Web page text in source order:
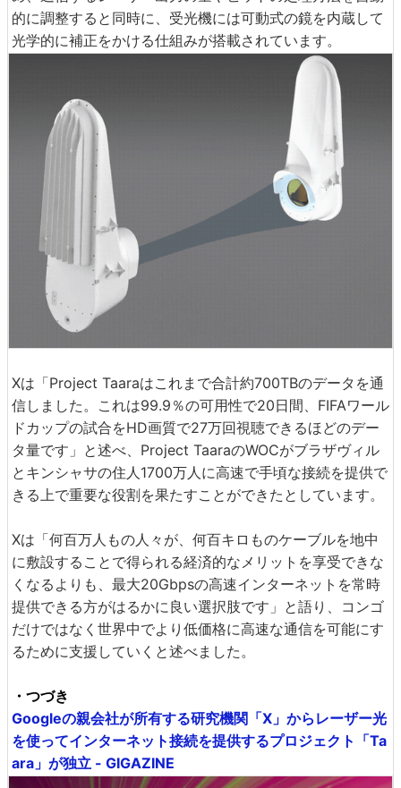
的に調整すると同時に、受光機には可動式の鏡を内蔵して
光学的に補正をかける仕組みが搭載されています。
Xは「Project Taaraはこれまで合計約700TBのデータを通
信しました。これは99.9％の可用性で20日間、FIFAワール
ドカップの試合をHD画質で27万回視聴できるほどのデー
タ量です」と述べ、Project TaaraのWOCがブラザヴィル
とキンシャサの住人1700万人に高速で手頃な接続を提供で
きる上で重要な役割を果たすことができたとしています。
Xは「何百万人もの人々が、何百キロものケーブルを地中
に敷設することで得られる経済的なメリットを享受できな
くなるよりも、最大20Gbpsの高速インターネットを常時
提供できる方がはるかに良い選択肢です」と語り、コンゴ
だけではなく世界中でより低価格に高速な通信を可能にす
るために支援していくと述べました。
・つづき
Googleの親会社が所有する研究機関「X」からレーザー光
を使ってインターネット接続を提供するプロジェクト「Ta
ara」が独立 - GIGAZINE